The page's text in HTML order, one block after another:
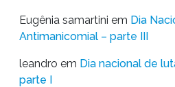
Eugênia samartini em Dia
Antimanicomial – parte III
leandro em Dia nacional de
parte I